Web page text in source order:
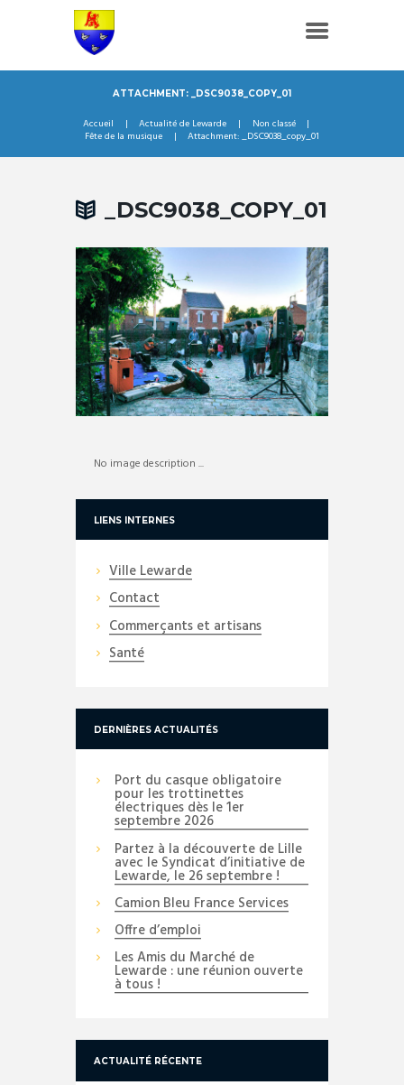
ATTACHMENT: _DSC9038_COPY_01
Accueil Actualité de Lewarde
Non classé
Fête de la musique
Attachment: _DSC9038_copy_01
_DSC9038_COPY_01
No image description ...
LIENS INTERNES
Ville Lewarde
Contact
Commerçants et artisans
Santé
DERNIÈRES ACTUALITÉS
Port du casque obligatoire
pour les trottinettes
électriques dès le 1er
septembre 2026
Partez à la découverte de Lille
avec le Syndicat d’initiative de
Lewarde, le 26 septembre !
Camion Bleu France Services
Offre d’emploi
Les Amis du Marché de
Lewarde : une réunion ouverte
à tous !
ACTUALITÉ RÉCENTE